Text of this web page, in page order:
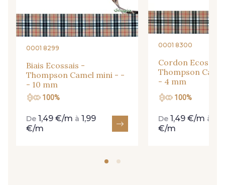
0001 8299
Biais Ecossais -
Thompson Camel mini - -
- 10 mm
100%
De 1,49 €/m à 1,99
€/m
0001 8300
Cordon
Thompson
- 4 mm
100%
De 1,49 €/m à
€/m